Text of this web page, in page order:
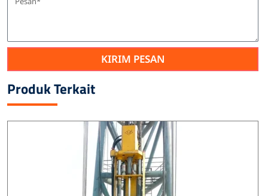
KIRIM PESAN
Produk Terkait